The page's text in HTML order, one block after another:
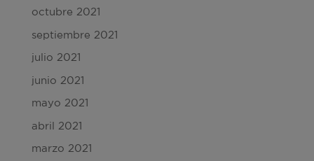
octubre 2021
septiembre 2021
julio 2021
junio 2021
mayo 2021
abril 2021
marzo 2021